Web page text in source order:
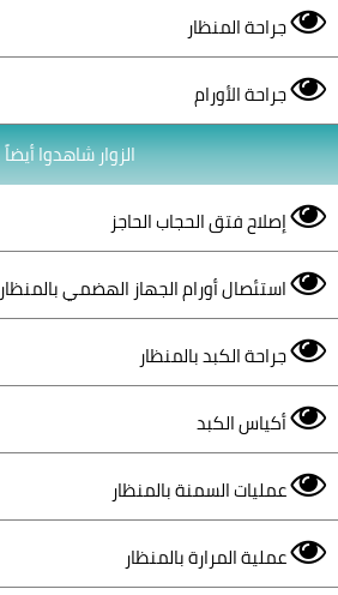
جراحة المنظار
جراحة الأورام
الزوار شاهدوا أيضاً
إصلاح فتق الحجاب الحاجز
استئصال أورام الجهاز الهضمي بالمنظار
جراحة الكبد بالمنظار
أكياس الكبد
عمليات السمنة بالمنظار
عملية المرارة بالمنظار